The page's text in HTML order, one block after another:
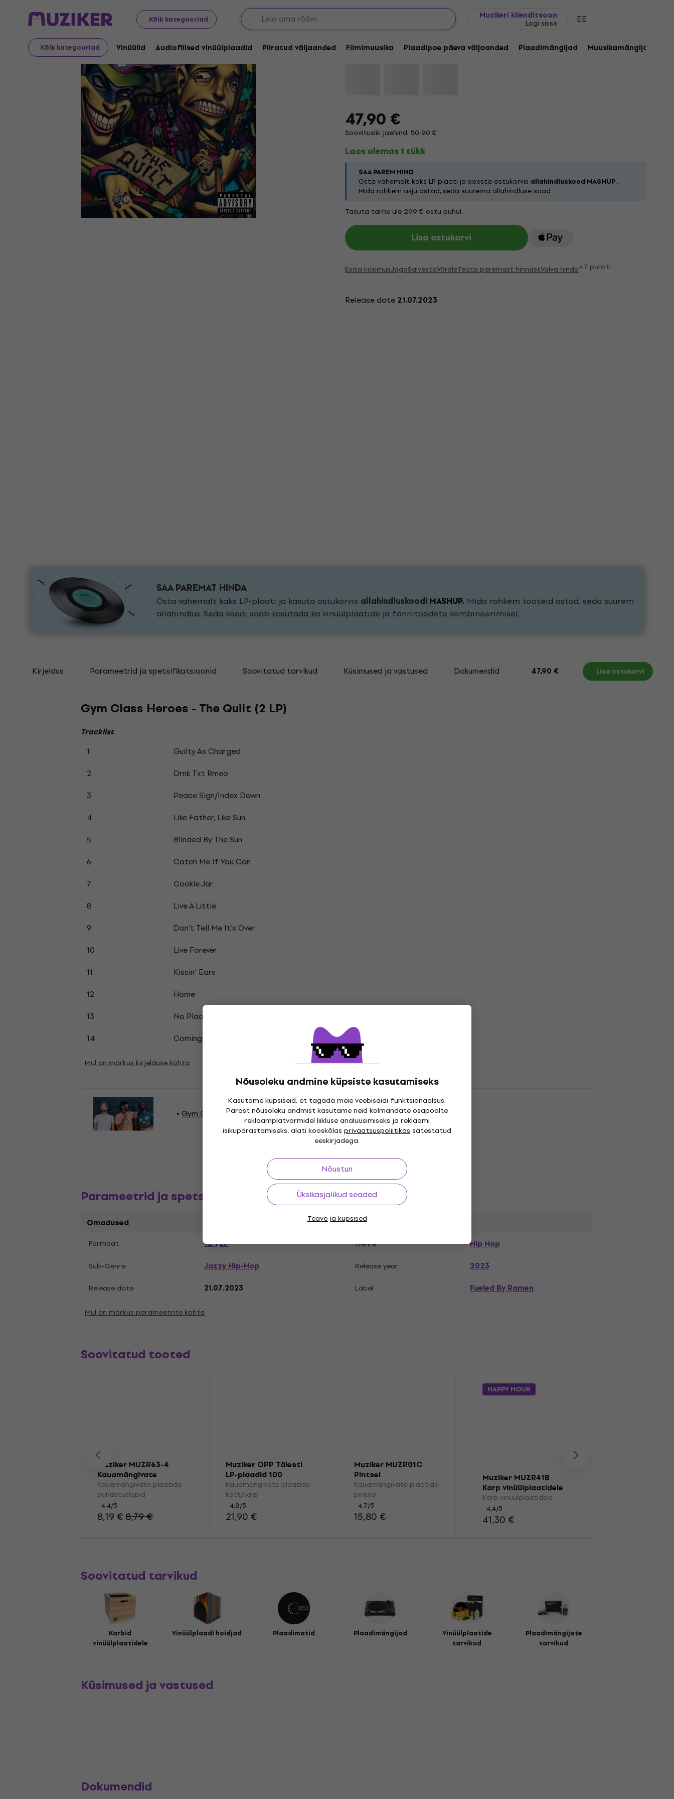
Kõik kategooriad
Muzikeri klienditsoon
Logi sisse EE
Kõik kategooriad Vinüülid Audiofiilsed vinüülplaadid Piiratud väljaanded Filmimuusika Plaadipoe päeva väljaanded Plaadimängijad Muusikamängijad
Nõusoleku andmine küpsiste kasutamiseks
Kasutame küpsiseid, et tagada meie veebisaidi funktsionaalsus.
Pärast nõusoleku andmist kasutame neid kolmandate osapoolte
reklaamplatvormidel liikluse analüüsimiseks ja reklaami
isikupärastamiseks, alati kooskõlas privaatsuspoliitikassätestatud
eeskirjadega.
Nõustun
Üksikasjalikud seaded
Teave ja küpsised
LP plaadid ja CD-d Vinüülid
Gym Class Heroes - The Quilt (2 LP)
Kaubamärk:Gym Class HeroesTootekood:1204160
47,90 €
Soovituslik jaehind: 50,90 €
Laos olemas 1 tükk
SAA PAREM HIND
Osta vähemalt kaks LP-plaati ja sisesta ostukorvis allahindluskood MASHUP.
Mida rohkem asju ostad, seda suurema allahindluse saad.
Tasuta tarne üle 299 € ostu puhul.
Lisa ostukorvi
Esita küsimusJagaSalvestaVõrdleTeata paremast hinnastValva hinda47 punkti
Release date 21.07.2023
SAA PAREMAT HINDA
Osta vähemalt kaks LP-plaati ja kasuta ostukorvis allahindluskoodiMASHUP. Mida rohkem tooteid ostad, seda suurem
allahindlus. Seda koodi saab kasutada ka vinüülplaatide ja fännitoodete kombineerimisel.
Kirjeldus Parameetrid ja spetsifikatsioonid Soovitatud tarvikud Küsimused ja vastused Dokumendid 47,90 € Lisa ostukorvi
Gym Class Heroes - The Quilt (2 LP)
Tracklist
1
Guilty As Charged
2
Drnk Txt Rmeo
3
Peace Sign/Index Down
4
Like Father, Like Sun
5
Blinded By The Sun
6
Catch Me If You Can
7
Cookie Jar
8
Live A Little
9
Don’t Tell Me It’s Over
10
Live Forever
11
Kissin’ Ears
12
Home
13
No Place To Run
14
Coming Clean
Mul on märkus kirjelduse kohta
Gym Class Heroes Vinüülplaadid
Parameetrid ja spetsifikatsioonid
Omadused
Formaat 12",LP Genre Hip Hop
Sub-Genre Jazzy Hip-Hop Release year 2023
Release date 21.07.2023 Label Fueled By Ramen
Mul on märkus parameetrite kohta
Soovitatud tooted
Muziker MUZR63-4
Kauamängivate
plaatide
puhastuslapid
Kauamängivate plaatide
puhastuslapid
4,4/5
8,19 €8,79 €
Muziker OPP Täiesti
LP-plaadid 100
Kauamängivate plaatide
kott/karp
4,8/5
21,90 €
Muziker MUZR01C
Pintsel
Kauamängivate plaatide
pintsel
4,7/5
15,80 €
HAPPY HOUR
Muziker MUZR41B
Karp vinüülplaatidele
Karp vinüülplaatidele
4,4/5
41,30 €
Soovitatud tarvikud
Karbid
vinüülplaatidele
Vinüülplaadi hoidjad Plaadimatid Plaadimängijad
Vinüülplaatide
tarvikud
Plaadimängijate
tarvikud
Küsimused ja vastused
Dokumendid